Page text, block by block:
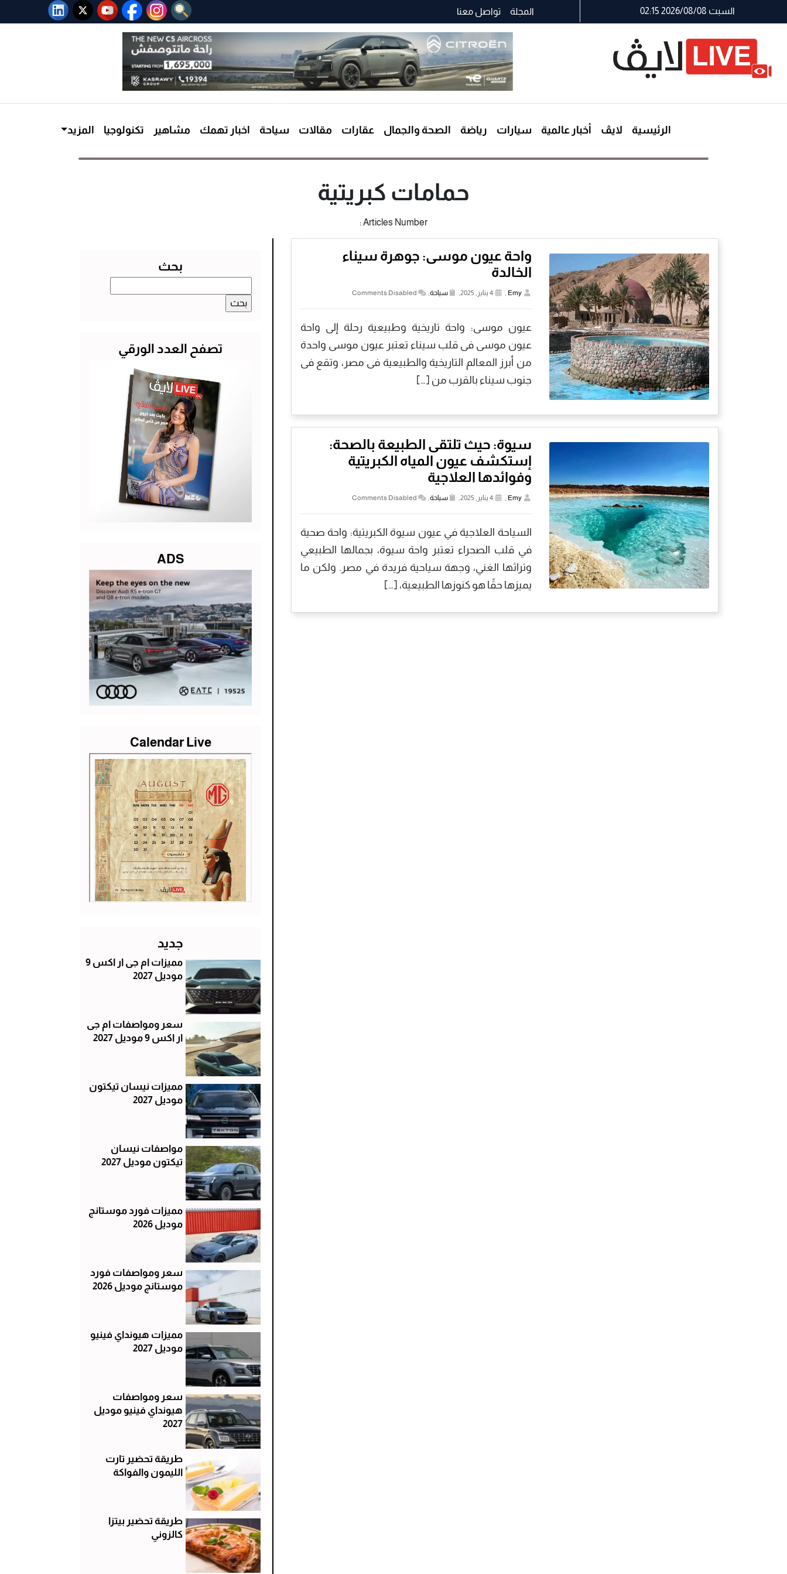
السبت 2026/08/08 02:15 المجلة تواصل معنا
الرئيسية لايڤ أخبار عالمية سيارات رياضة الصحة والجمال عقارات مقالات سياحة اخبار تهمك مشاهير تكنولوجيا المزيد
حمامات كبريتية
Articles Number :
واحة عيون موسى: جوهرة سيناء
الخالدة
Emy
, 4 يناير, 2025, سياحة,
Comments Disabled
عيون موسى: واحة تاريخية وطبيعية رحلة إلى واحة
عيون موسى فى قلب سيناء تعتبر عيون موسى واحدة
من أبرز المعالم التاريخية والطبيعية فى مصر، وتقع فى
جنوب سيناء بالقرب من […]
سيوة: حيث تلتقى الطبيعة بالصحة:
إستكشف عيون المياه الكبريتية
وفوائدها العلاجية
Emy
, 4 يناير, 2025, سياحة,
Comments Disabled
السياحة العلاجية في عيون سيوة الكبريتية: واحة صحية
في قلب الصحراء تعتبر واحة سيوة، بجمالها الطبيعي
وتراثها الغني، وجهة سياحية فريدة في مصر. ولكن ما
يميزها حقًا هو كنوزها الطبيعية، […]
بحث
عن:
تصفح العدد الورقي
ADS
Calendar Live
جديد
مميزات ام جى ار اكس 9
موديل 2027
سعر ومواصفات ام جى
ار اكس 9 موديل 2027
مميزات نيسان تيكتون
موديل 2027
مواصفات نيسان
تيكتون موديل 2027
مميزات فورد موستانج
موديل 2026
سعر ومواصفات فورد
موستانج موديل 2026
مميزات هيونداي فينيو
موديل 2027
سعر ومواصفات
هيونداي فينيو موديل
2027
طريقة تحضير تارت
الليمون والفواكة
طريقة تحضير بيتزا
كالزوني